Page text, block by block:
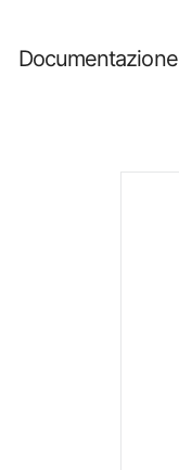
Documentazione